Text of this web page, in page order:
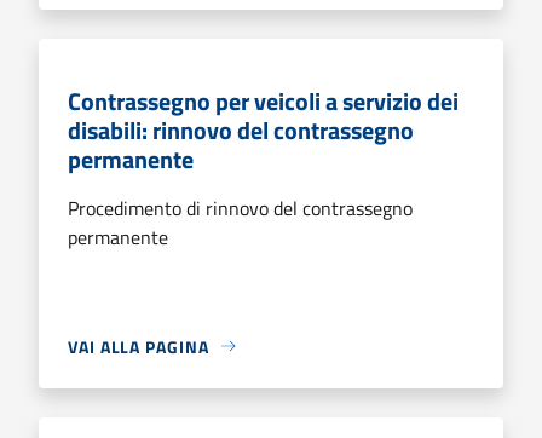
Contrassegno per veicoli a servizio dei
disabili: rinnovo del contrassegno
permanente
Procedimento di rinnovo del contrassegno
permanente
VAI ALLA PAGINA